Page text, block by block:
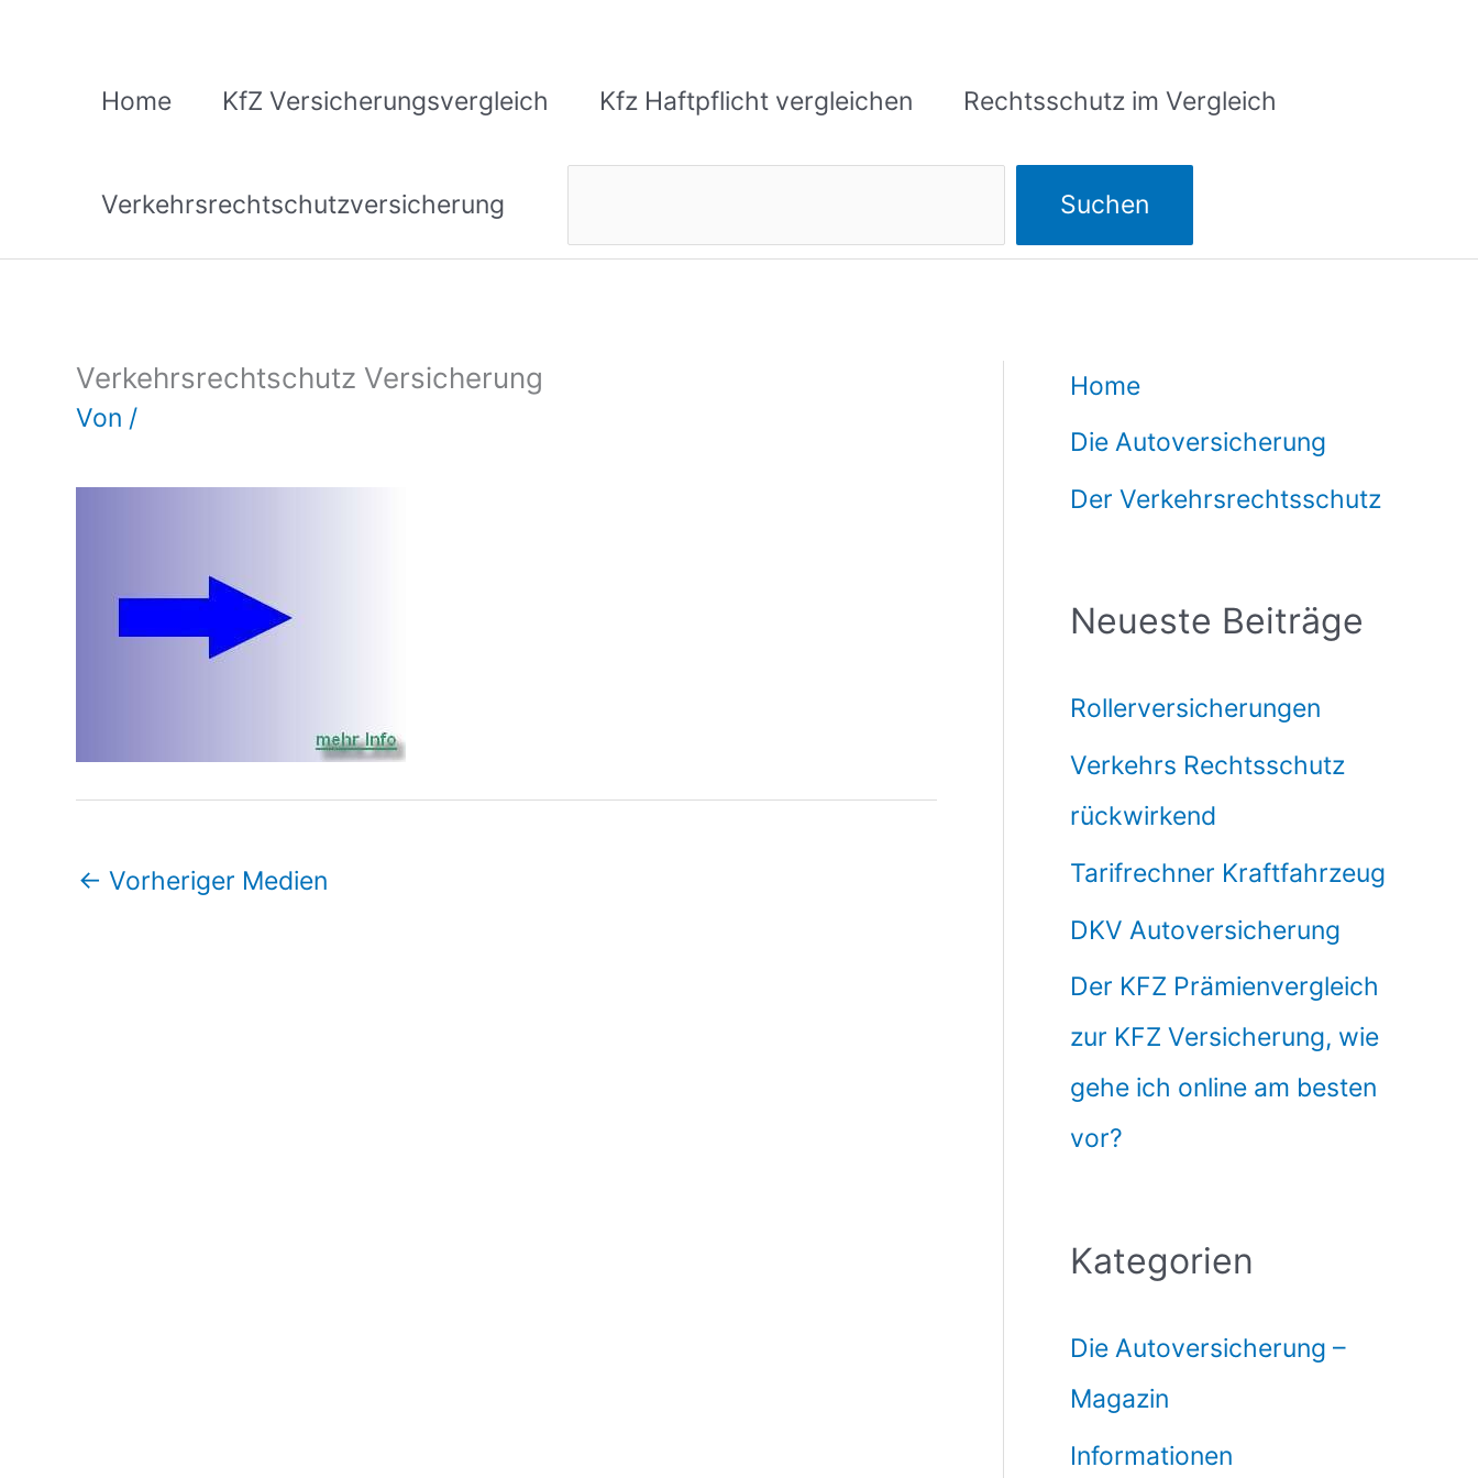
Home KfZ Versicherungsvergleich Kfz Haftpflicht vergleichen Rechtsschutz im Vergleich
Verkehrsrechtschutzversicherung Suchen
Verkehrsrechtschutz Versicherung
Von /
← Vorheriger Medien
Home
Die Autoversicherung
Der Verkehrsrechtsschutz
Neueste Beiträge
Rollerversicherungen
Verkehrs Rechtsschutz
rückwirkend
Tarifrechner Kraftfahrzeug
DKV Autoversicherung
Der KFZ Prämienvergleich
zur KFZ Versicherung, wie
gehe ich online am besten
vor?
Kategorien
Die Autoversicherung –
Magazin
Informationen